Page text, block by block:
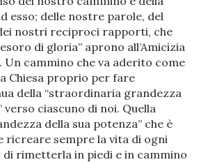
esso; delle nostre parole, del
nostri reciproci rapporti, che
di gloria” aprono all’Amicizia
Un cammino che va aderito come
Chiesa proprio per fare
della “straordinaria grandezza
verso ciascuno di noi. Quella
della sua potenza” che è
ricreare sempre la vita di ogni
rimetterla in piedi e in cammino